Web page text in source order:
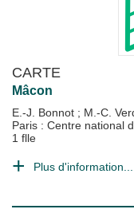
CARTE
Mâcon
E.-J. Bonnot ; M.-C.
Paris : Centre national
1 flle
Plus d'information...